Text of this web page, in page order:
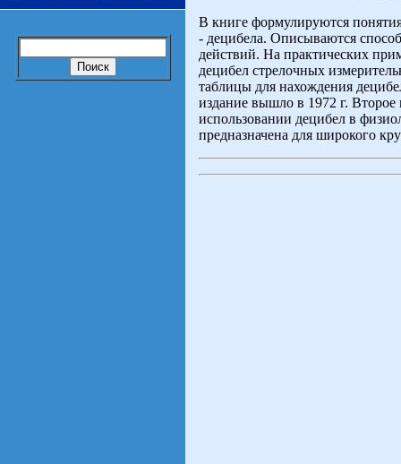
В книге формулируются
- децибела. Описываются
действий. На практических
децибел стрелочных
таблицы для нахождения
издание вышло в 1972 г.
использовании децибел в
предназначена для широкого